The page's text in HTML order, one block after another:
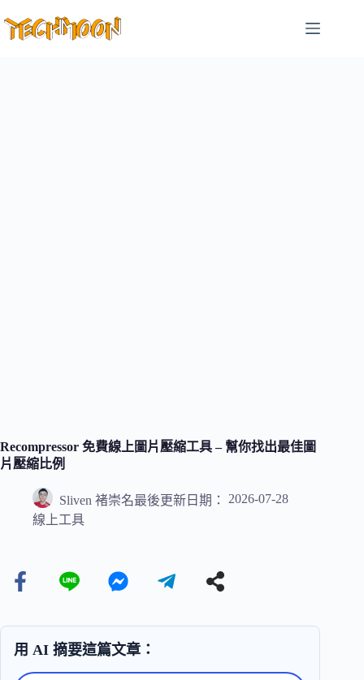
至
Recompressor 免費線上圖片壓縮工具 – 幫你找出最佳圖
片壓縮比例
Sliven 褚崇名最後更新日期：
2026-07-28
線上工具
用 AI 摘要這篇文章：